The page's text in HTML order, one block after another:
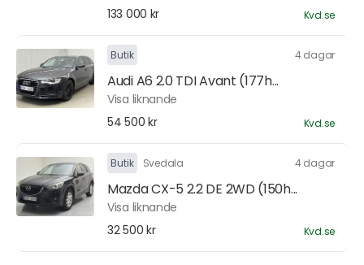
133 000 kr
Kvd.se
Butik 4 dagar
Audi A6 2.0 TDI Avant (177h...
Visa liknande
54 500 kr
Kvd.se
Butik Svedala 4 dagar
Mazda CX-5 2.2 DE 2WD (150h...
Visa liknande
32 500 kr
Kvd.se